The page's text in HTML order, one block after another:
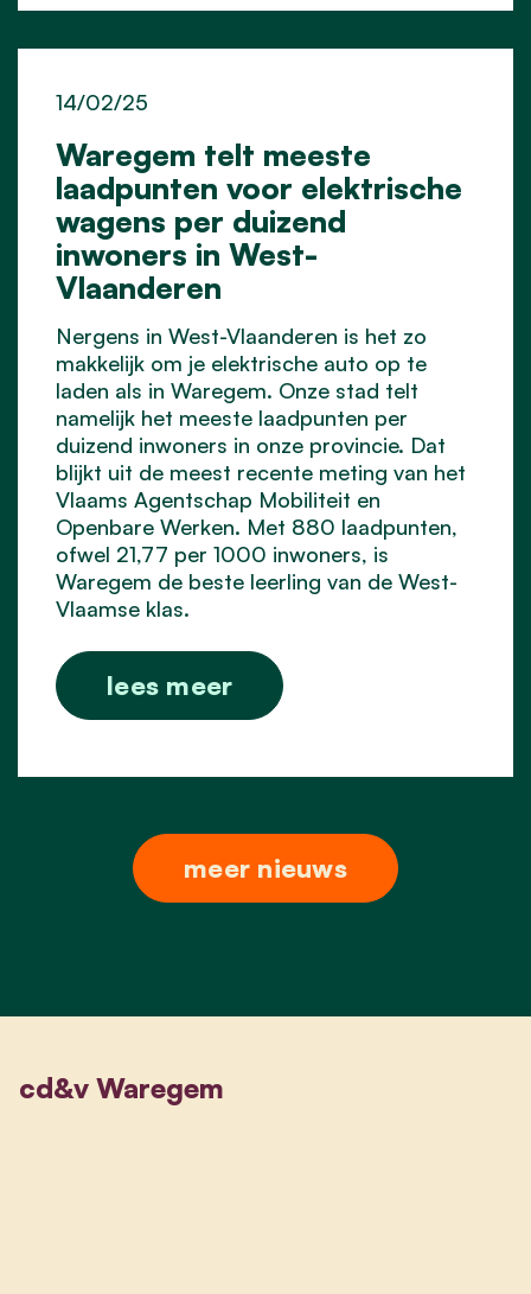
Waregem telt meeste
laadpunten voor elektrische
wagens per duizend
inwoners in West-
Vlaanderen
14/02/25
Nergens in West-Vlaanderen is het zo
makkelijk om je elektrische auto op te
laden als in Waregem. Onze stad telt
namelijk het meeste laadpunten per
duizend inwoners in onze provincie. Dat
blijkt uit de meest recente meting van het
Vlaams Agentschap Mobiliteit en
Openbare Werken. Met 880 laadpunten,
ofwel 21,77 per 1000 inwoners, is
Waregem de beste leerling van de West-
Vlaamse klas.
lees meer
meer nieuws
cd&v Waregem